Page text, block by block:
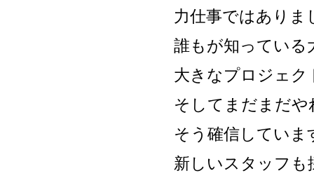
力仕事ではありま
誰もが知っている
大きなプロジェク
そしてまだまだや
そう確信していま
新しいスタッフも